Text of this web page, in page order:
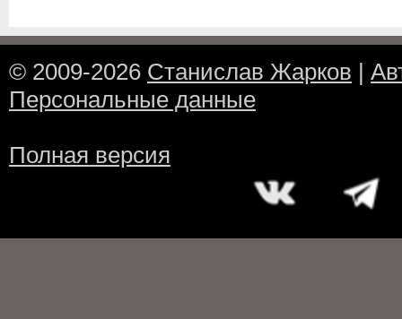
© 2009-2026 Станислав Жарков |
Персональные данные
Полная версия